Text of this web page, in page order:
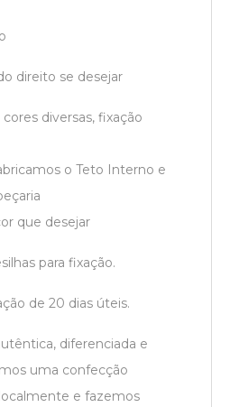
direito se desejar
diversas, fixação
o Teto Interno e
que desejar
para fixação.
de 20 dias úteis.
diferenciada e
uma confecção
e fazemos